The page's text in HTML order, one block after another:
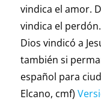
vindica el amor.
vindica el
Dios vindicó a
también si
español para
Elcano, cmf)